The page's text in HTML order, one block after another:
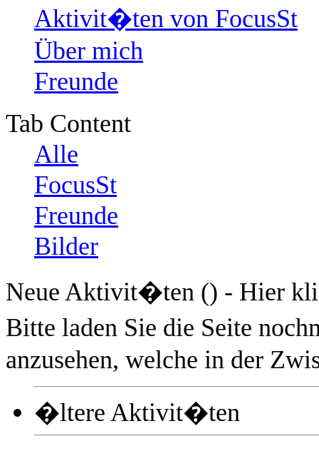
Aktivit�ten von FocusSt
Über mich
Freunde
Tab Content
Alle
FocusSt
Freunde
Bilder
Neue Aktivit�ten () - Hier
Bitte laden Sie die Seite
anzusehen, welche in der
�ltere Aktivit�ten